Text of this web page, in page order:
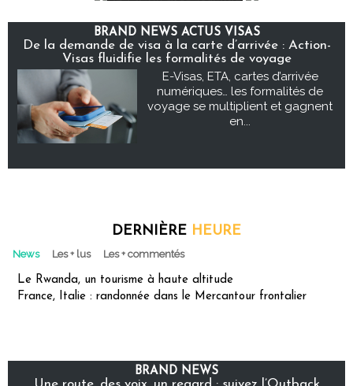
BRAND NEWS ACTUS VISAS
De la demande de visa à la carte d’arrivée : Action-
Visas fluidifie les formalités de voyage
E-Visas, ETA, cartes d’arrivée
numériques… les formalités de
voyage se multiplient et gagnent
en...
DERNIÈRE HEURE
News Les + lus Les + commentés
Le Rwanda, un tourisme à haute altitude
France, Italie : randonnée dans le Mercantour frontalier
BRAND NEWS